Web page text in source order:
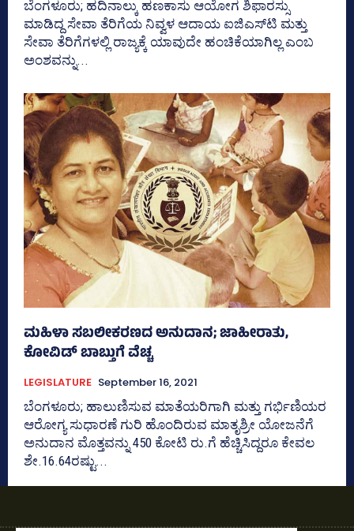
ಬೆಂಗಳೂರು; ಹದಿನಾಲ್ಕು ಹಣಕಾಸು ಆಯೋಗ ಶಿಫಾರಸ್ಸು
ಮಾಡಿದ್ದ ಸೇವಾ ತೆರಿಗೆಯ ನಿವ್ವಳ ಆದಾಯ ಐಜಿಎಸ್‌ಟಿ ಮತ್ತು
ಸೇವಾ ತೆರಿಗೆಗಳಲ್ಲಿ ರಾಜ್ಯಕ್ಕೆ ಯಾವುದೇ ಹಂಚಿಕೆಯಾಗಿಲ್ಲ ಎಂಬ
ಅಂಶವನ್ನು...
ಮಹಿಳಾ ಸಬಲೀಕರಣದ ಅನುದಾನ; ಜಾಹೀರಾತು,
ಕೋವಿಡ್‌ ಬಾಬ್ತುಗೆ ವೆಚ್ಚ
LEGISLATURE September 16, 2021
ಬೆಂಗಳೂರು; ಹಾಲುಣಿಸುವ ಮಾತೆಯರಿಗಾಗಿ ಮತ್ತು ಗರ್ಭಿಣಿಯರ
ಆರೋಗ್ಯ ಸುಧಾರಣೆ ಗುರಿ ಹೊಂದಿರುವ ಮಾತೃಶ್ರೀ ಯೋಜನೆಗೆ
ಅನುದಾನ ಮೊತ್ತವನ್ನು 450 ಕೋಟಿ ರು.ಗೆ ಹೆಚ್ಚಿಸಿದ್ದರೂ ಕೇವಲ
ಶೇ.16.64ರಷ್ಟು...